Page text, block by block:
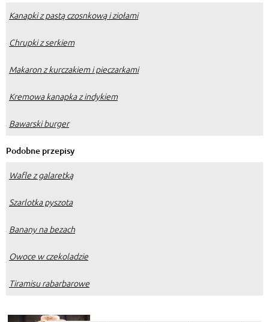
Kanapki z pastą czosnkową i ziołami
Chrupki z serkiem
Makaron z kurczakiem i pieczarkami
Kremowa kanapka z indykiem
Bawarski burger
Podobne przepisy
Wafle z galaretką
Szarlotka pyszota
Banany na bezach
Owoce w czekoladzie
Tiramisu rabarbarowe